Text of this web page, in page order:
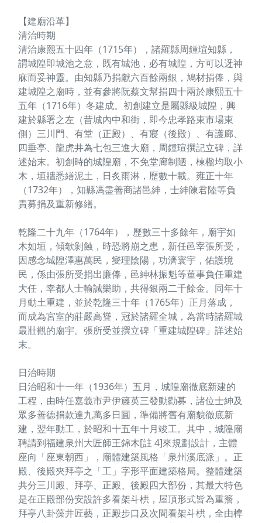
【建廟沿革】
清治時期
清治康熙五十四年（1715年），諸羅縣周鍾瑄知縣，
謂城隍即城池之意，既有城池，必有城隍，方可以迓神
庥而妥神靈。由知縣乃捐獻六百餘兩銀，鳩材捐俸，與
建城隍之廟時，並有參將阮蔡文幫捐四十兩於康熙五十
五年（1716年）冬建成。初創建立是屬縣級城隍，興
建於縣署之左（昔城內中和街，即今忠孝路東市場東
側）三川門、有堂（正殿）、有寢（後殿）、有護廊、
四垂亭、龍虎井為七包三進大廟，周鍾瑄撰記立碑，詳
述始末。初創時的城隍廟，不免堂廊制陋，棟楹均取小
木，垣牆悉繕泥土，日炙雨淋，歷數十載。雍正十年
（1732年），知縣馮盡善商諸邑紳，士紳陳君陸等負
責募捐及重新修繕。
乾隆二十九年（1764年），歷數三十多餘年，廟宇如
木如垣，傾欹剝蝕，時恐將崩之患，新任邑宰張所受，
因感念城隍澤惠萬民，燮理陰陽，功濟寰宇，佑護境
民，係由張所受捐出廉俸，邑紳林振魁等董事負任重建
大任，幸都人士輸誠樂助，共得銀兩二千餘金。同年十
月動土重建，並於乾隆三十年（1765年）正月落成，
而成為宮室的莊嚴高聳，冠於諸羅全城，為當時諸羅城
最壯觀的廟宇。張所受並撰立碑「重建城隍碑」詳述始
末。
日治時期
日治昭和十一年（1936年）五月，城隍廟徹底新建的
工程，由時任嘉義市尹伊籐英三發動勸募，諸位士紳及
眾多善德捐款達九萬多日圓，準備將舊有廟貌徹底新
建，翌年動工，於昭和十五年十月竣工。其中，城隍廟
聘請到福建泉州大匠師王錦木[註 4]來規劃設計，主體
座向「座東朝西」，廟體建築風格「泉州溪底派」。正
殿、後殿夾拜亭之「工」字形平面建築格局。整體建築
共分三川殿、拜亭、正殿、後殿四大部份，其最大特色
是在正殿部份安設許多看架斗栱，屋頂形式皆為重簷，
拜亭八卦藻井匠藝，正殿步口及次間看架斗栱，全由榫